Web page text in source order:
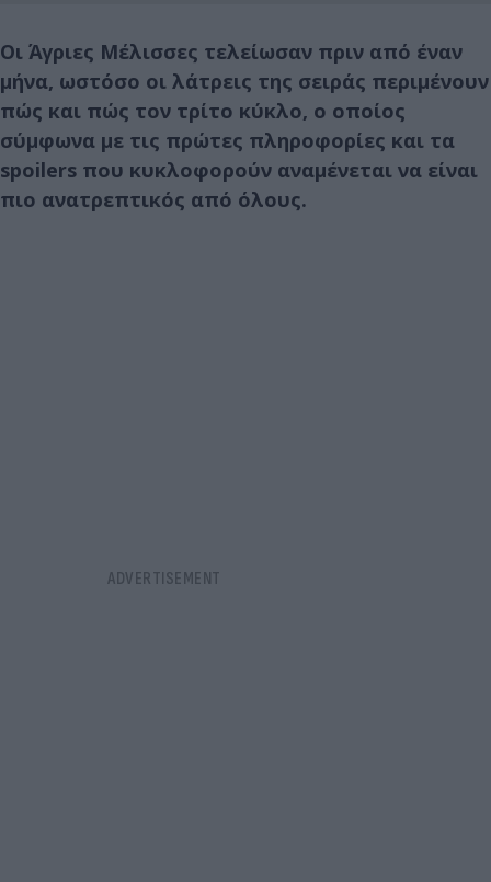
Οι Άγριες Μέλισσες τελείωσαν πριν από έναν
μήνα, ωστόσο οι λάτρεις της σειράς περιμένουν
πώς και πώς τον τρίτο κύκλο, ο οποίος
σύμφωνα με τις πρώτες πληροφορίες και τα
spoilers που κυκλοφορούν αναμένεται να είναι
πιο ανατρεπτικός από όλους.